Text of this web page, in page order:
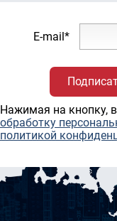
E-mail*
Нажимая на кнопку,
обработку
политикой